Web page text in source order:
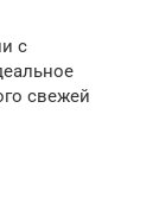
с
свежей